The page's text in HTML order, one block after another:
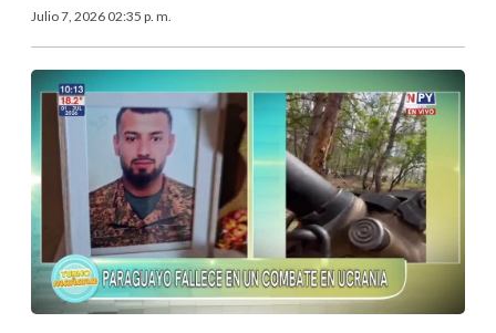
Julio 7, 2026 02:35 p. m.